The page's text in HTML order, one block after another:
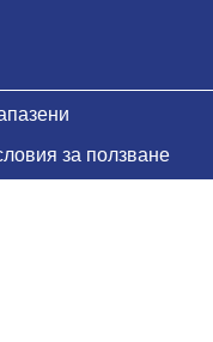
за ползване